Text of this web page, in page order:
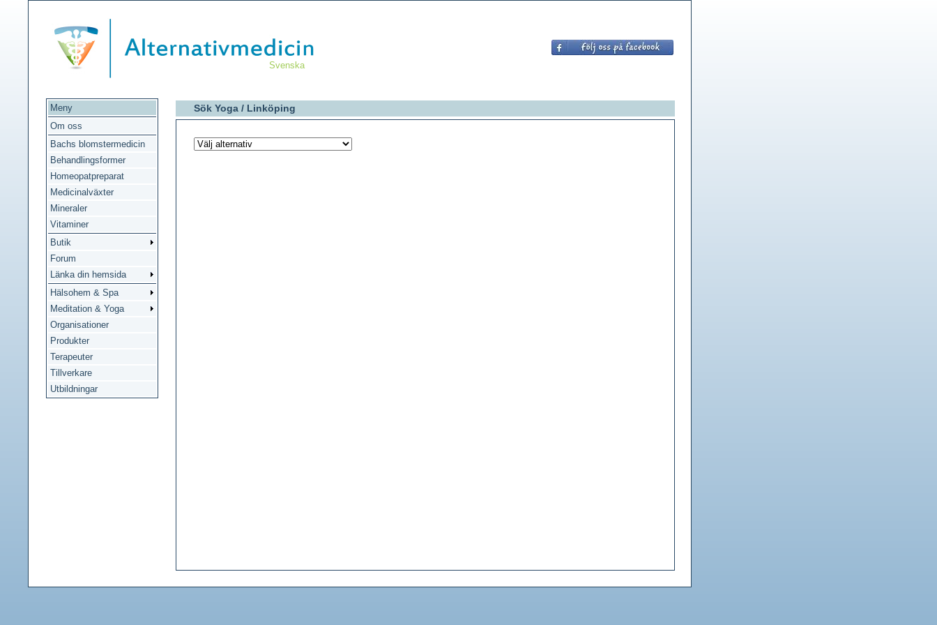
Svenska
Meny
Om oss
Bachs blomstermedicin
Behandlingsformer
Homeopatpreparat
Medicinalväxter
Mineraler
Vitaminer
Butik
Forum
Länka din hemsida
Hälsohem & Spa
Meditation & Yoga
Organisationer
Produkter
Terapeuter
Tillverkare
Utbildningar
Sök Yoga / Linköping